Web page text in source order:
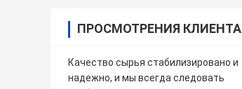
ПРОСМОТРЕНИЯ КЛИЕНТА
Качество сырья стабилизировано и
надежно, и мы всегда следовать